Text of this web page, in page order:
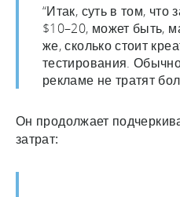
“Итак, суть в том,
$10–20, может быть,
же, сколько стоит
тестирования.
рекламе не тратят
Он продолжает
затрат: